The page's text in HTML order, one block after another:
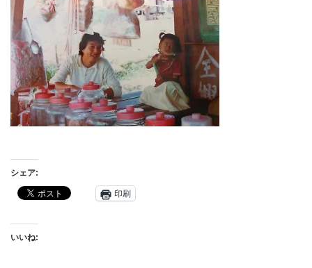
シェア:
印刷
いいね: